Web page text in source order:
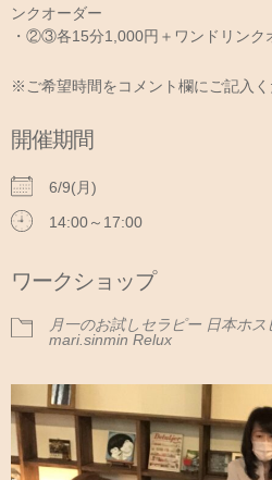
ンクオーダー
・②③各15分1,000円＋ワンドリンク
※ご希望時間をコメント欄にご記入く
開催期間
6/9(月)
14:00～17:00
ワークショップ
月一のお試しセラピー 日本ホ
mari.sinmin Relux